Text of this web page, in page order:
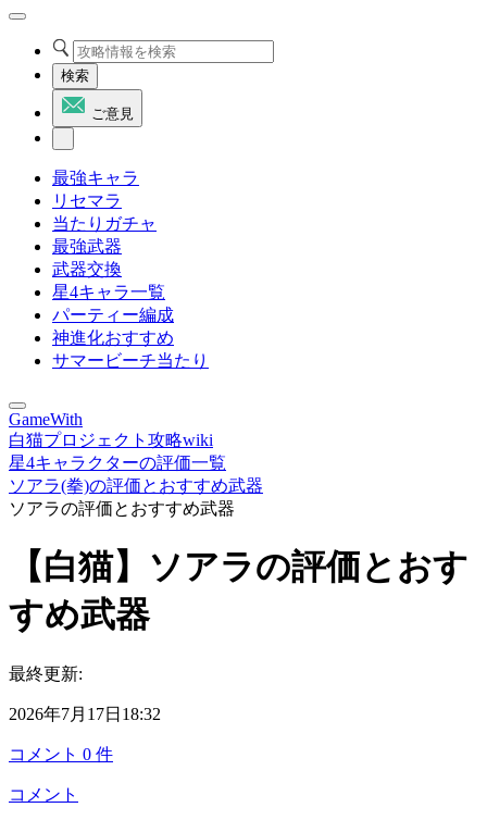
検索
ご意見
最強キャラ
リセマラ
当たりガチャ
最強武器
武器交換
星4キャラ一覧
パーティー編成
神進化おすすめ
サマービーチ当たり
GameWith
白猫プロジェクト攻略wiki
星4キャラクターの評価一覧
ソアラ(拳)の評価とおすすめ武器
ソアラの評価とおすすめ武器
【白猫】ソアラの評価とおす
すめ武器
最終更新:
2026年7月17日18:32
コメント 0 件
コメント